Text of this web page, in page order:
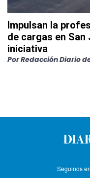
Impulsan la
de cargas en San
iniciativa
PorRedacción Diario
Seguinos